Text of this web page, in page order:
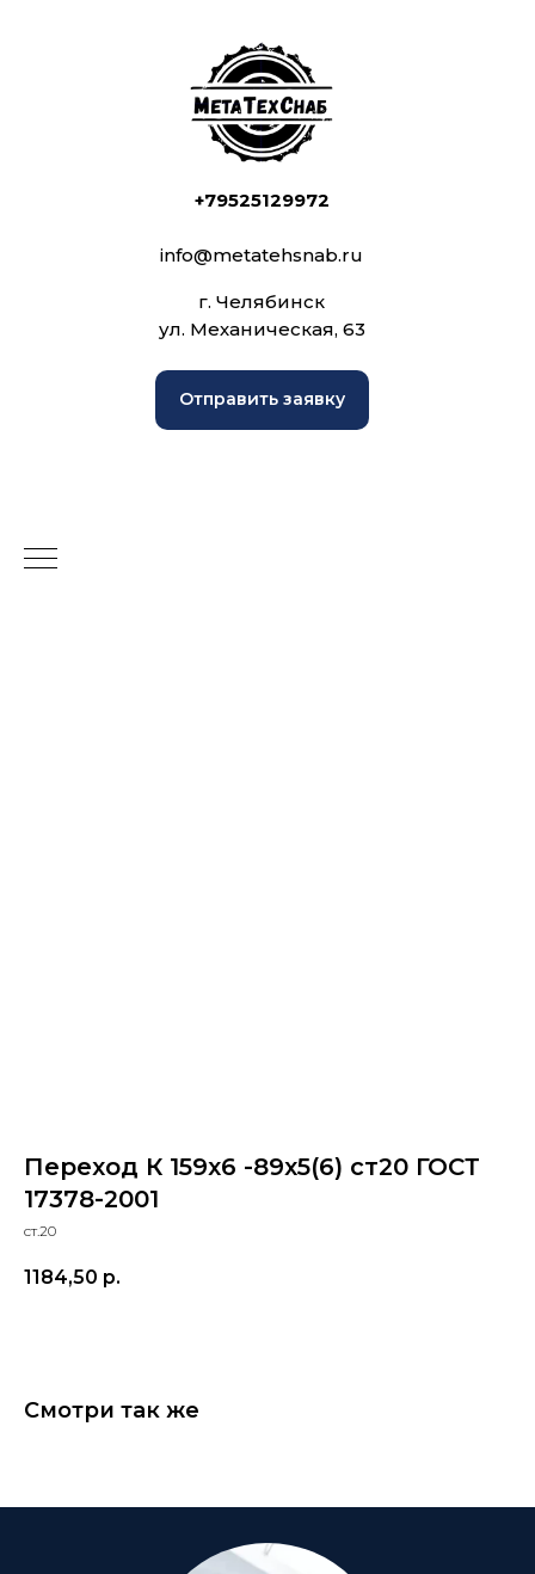
+79525129972
info@metatehsnab.ru
г. Челябинск
ул. Механическая, 63
Отправить заявку
Переход К 159х6 -89х5(6) ст20 ГОСТ
17378-2001
ст.20
1184,50 р.
Смотри так же